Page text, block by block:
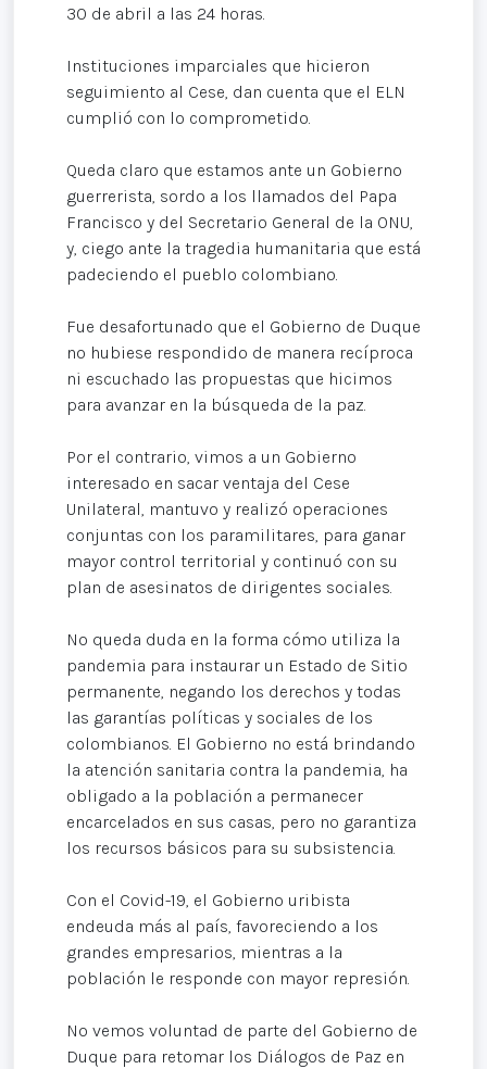
30 de abril a las 24 horas.
Instituciones imparciales que hicieron
seguimiento al Cese, dan cuenta que el ELN
cumplió con lo comprometido.
Queda claro que estamos ante un Gobierno
guerrerista, sordo a los llamados del Papa
Francisco y del Secretario General de la ONU,
y, ciego ante la tragedia humanitaria que está
padeciendo el pueblo colombiano.
Fue desafortunado que el Gobierno de Duque
no hubiese respondido de manera recíproca
ni escuchado las propuestas que hicimos
para avanzar en la búsqueda de la paz.
Por el contrario, vimos a un Gobierno
interesado en sacar ventaja del Cese
Unilateral, mantuvo y realizó operaciones
conjuntas con los paramilitares, para ganar
mayor control territorial y continuó con su
plan de asesinatos de dirigentes sociales.
No queda duda en la forma cómo utiliza la
pandemia para instaurar un Estado de Sitio
permanente, negando los derechos y todas
las garantías políticas y sociales de los
colombianos. El Gobierno no está brindando
la atención sanitaria contra la pandemia, ha
obligado a la población a permanecer
encarcelados en sus casas, pero no garantiza
los recursos básicos para su subsistencia.
Con el Covid-19, el Gobierno uribista
endeuda más al país, favoreciendo a los
grandes empresarios, mientras a la
población le responde con mayor represión.
No vemos voluntad de parte del Gobierno de
Duque para retomar los Diálogos de Paz en